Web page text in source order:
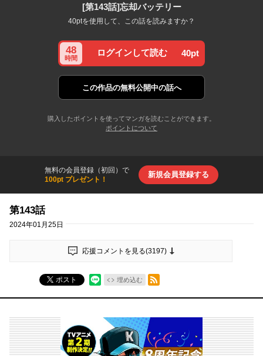
[第143話]忘却バッテリー
40ptを使用して、この話を読みますか？
48
時間
ログインして読む 40pt
この作品の無料公開中の話へ
購入したポイントを使ってマンガを読むことができます。
ポイントについて
無料の会員登録（初回）で
100pt プレゼント！
新規会員登録する
第143話
2024年01月25日
応援コメントを見る(3197)
ポスト 埋め込む
RSSフィード